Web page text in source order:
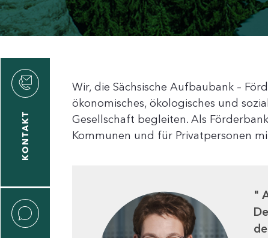
KONTAKT
Wir, die Sächsische Aufbaubank –
ökonomisches, ökologisches und
Gesellschaft begleiten. Als
Kommunen und für Privatpersonen